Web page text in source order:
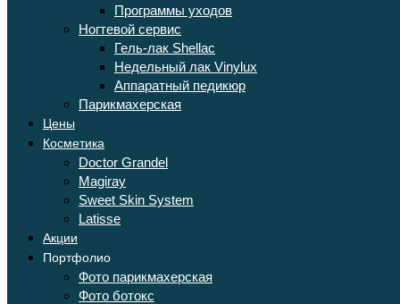
Программы уходов
Ногтевой сервис
Гель-лак Shellac
Недельный лак Vinylux
Аппаратный педикюр
Парикмахерская
Цены
Косметика
Doctor Grandel
Magiray
Sweet Skin System
Latisse
Акции
Портфолио
Фото парикмахерская
Фото ботокс